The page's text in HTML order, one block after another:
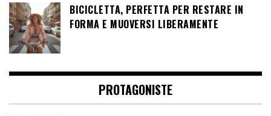
BICICLETTA, PERFETTA PER RESTARE IN
FORMA E MUOVERSI LIBERAMENTE
PROTAGONISTE